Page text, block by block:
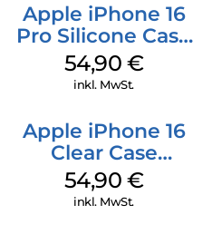
Apple iPhone 16
Pro Silicone Case
MagSafe Black
54,90 €
inkl. MwSt.
Apple iPhone 16
Clear Case
MagSafe
Transparent
54,90 €
inkl. MwSt.